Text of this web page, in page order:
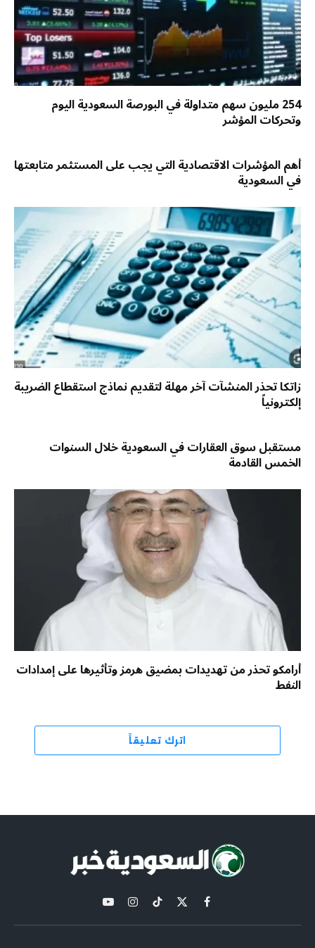
254 مليون سهم متداولة في البورصة السعودية اليوم
وتحركات المؤشر
أهم المؤشرات الاقتصادية التي يجب على المستثمر متابعتها
في السعودية
زاتكا تحذر المنشآت آخر مهلة لتقديم نماذج استقطاع الضريبة
إلكترونياً
مستقبل سوق العقارات في السعودية خلال السنوات
الخمس القادمة
أرامكو تحذر من تهديدات بمضيق هرمز وتأثيرها على إمدادات
النفط
اترك تعليقاً
فيسبوك
X
(Twitter)
تيكتوكالانستغراميوتيوب